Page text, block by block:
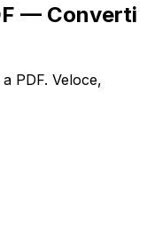
— Converti
PDF. Veloce,